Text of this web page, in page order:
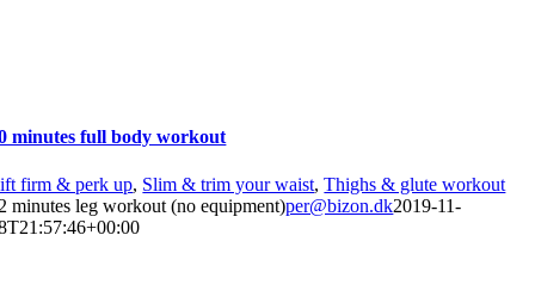
minutes full body workout
firm & perk up, Slim & trim your waist,Thighs & glute workout
minutes leg workout (no equipment)per@bizon.dk2019-11-